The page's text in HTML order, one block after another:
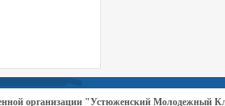
организации "Устюженский Молодежный